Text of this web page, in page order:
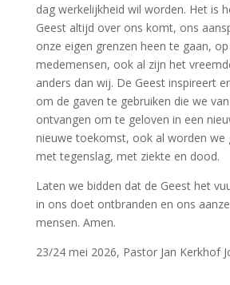
dag werkelijkheid wil worden. Het is
Geest altijd over ons komt, ons
onze eigen grenzen heen te gaan,
medemensen, ook al zijn het
anders dan wij. De Geest inspireert
om de gaven te gebruiken die we
ontvangen om te geloven in een
nieuwe toekomst, ook al worden we
met tegenslag, met ziekte en dood.
Laten we bidden dat de Geest het
in ons doet ontbranden en ons
mensen. Amen.
23/24 mei 2026, Pastor Jan Kerkhof